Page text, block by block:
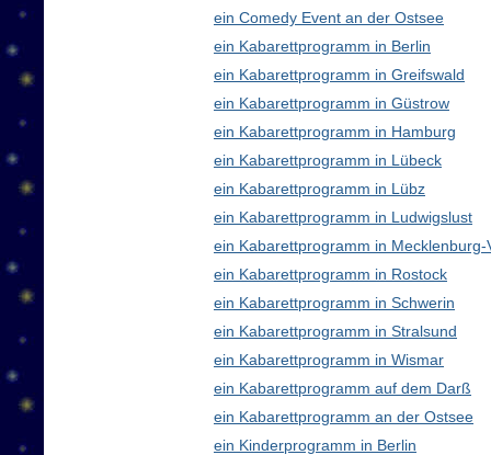
ein Comedy Event an der Ostsee
ein Kabarettprogramm in Berlin
ein Kabarettprogramm in Greifswald
ein Kabarettprogramm in Güstrow
ein Kabarettprogramm in Hamburg
ein Kabarettprogramm in Lübeck
ein Kabarettprogramm in Lübz
ein Kabarettprogramm in Ludwigslust
ein Kabarettprogramm in
ein Kabarettprogramm in Rostock
ein Kabarettprogramm in Schwerin
ein Kabarettprogramm in Stralsund
ein Kabarettprogramm in Wismar
ein Kabarettprogramm auf dem Darß
ein Kabarettprogramm an der Ostsee
ein Kinderprogramm in Berlin